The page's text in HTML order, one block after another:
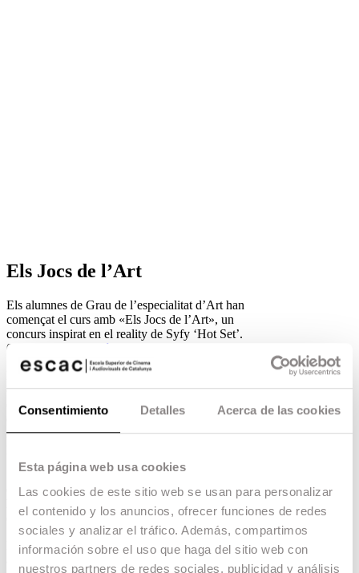
Consentimiento Detalles Acerca de las cookies
Esta página web usa cookies
Las cookies de este sitio web se usan para personalizar
el contenido y los anuncios, ofrecer funciones de redes
sociales y analizar el tráfico. Además, compartimos
información sobre el uso que haga del sitio web con
nuestros partners de redes sociales, publicidad y análisis
Els Jocs de l’Art
Els alumnes de Grau de l’especialitat d’Art han
començat el curs amb «Els Jocs de l’Art», un
concurs inspirat en el reality de Syfy ‘Hot Set’.
08.10.18 -
Formació
Els alumnes de Grau del’especialitat d’Art
començat el curs amb «Els Jocs de l’Art», un
concurs inspirat en el reality de Syfy
‘Hot Set’
els dos equips participants havien de pensar i
muntar un set en tres dies, passant tot tipus de
Sota la mateixa premissa d’un apocalipsi zombie,
els equips tutoritzats pels directors d’artXenia
Besora
Roger Bellés
, s’han realitzat dos
decorats completament diferents.
L’objectiu d’aquesta experiència era que els
alumnes s’aproximessin a un rodatge real, amb